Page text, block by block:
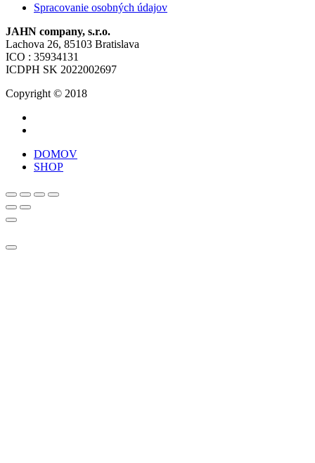
Spracovanie osobných údajov
JAHN company, s.r.o.
Lachova 26, 85103 Bratislava
ICO : 35934131
ICDPH SK 2022002697
Copyright © 2018
DOMOV
SHOP